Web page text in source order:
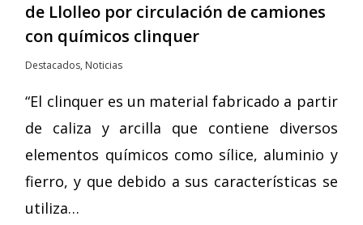
de Llolleo por circulación de camiones
con químicos clinquer
Destacados, Noticias
“El clinquer es un material fabricado a partir
de caliza y arcilla que contiene diversos
elementos químicos como sílice, aluminio y
fierro, y que debido a sus características se
utiliza…